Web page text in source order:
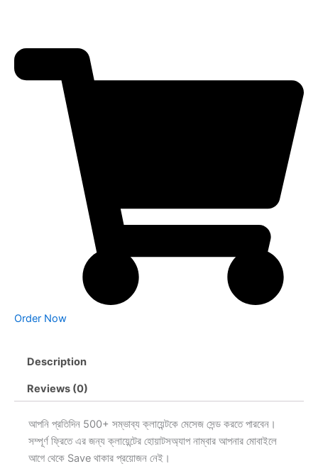
Order Now
Description
Reviews (0)
আপনি প্রতিদিন 500+ সম্ভাব্য ক্লায়েন্টকে মেসেজ সেন্ড করতে পারবেন।
সম্পূর্ণ ফ্রিতে এর জন্য ক্লায়েন্টের হোয়াটসঅ্যাপ নাম্বার আপনার মোবাইলে
আগে থেকে Save থাকার প্রয়োজন নেই।